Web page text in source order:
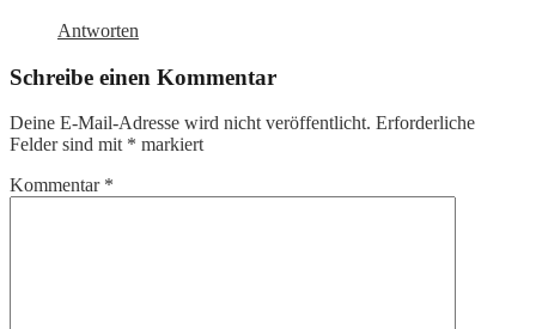
Antworten
Schreibe einen Kommentar
Deine E-Mail-Adresse wird nicht veröffentlicht. Erforderliche
Felder sind mit * markiert
Kommentar *